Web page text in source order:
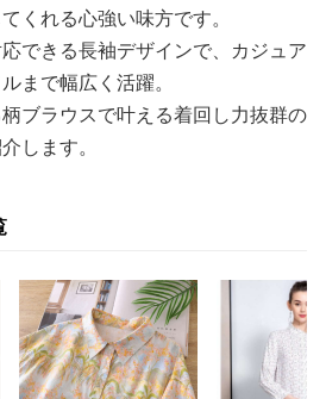
くれる心強い味方です。
できる長袖デザインで、カジュア
まで幅広く活躍。
ブラウスで叶える着回し力抜群の
します。